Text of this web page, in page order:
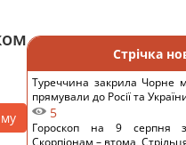
Стрічка
Туреччина закрила Чорне
прямували до Росії та
5
Гороскоп на 9 серпня
Скорпіонам – втома,